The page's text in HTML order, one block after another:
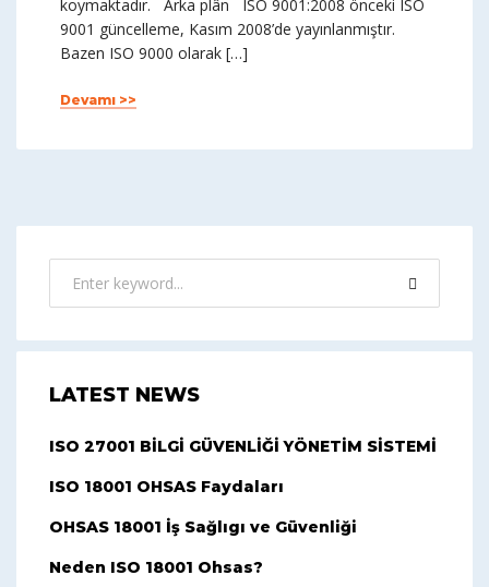
koymaktadır. Arka plân ISO 9001:2008 önceki ISO
9001 güncelleme, Kasım 2008’de yayınlanmıştır.
Bazen ISO 9000 olarak […]
Devamı >>
LATEST NEWS
ISO 27001 BİLGİ GÜVENLİĞİ YÖNETİM SİSTEMİ
ISO 18001 OHSAS Faydaları
OHSAS 18001 İş Sağlıgı ve Güvenliği
Neden ISO 18001 Ohsas?